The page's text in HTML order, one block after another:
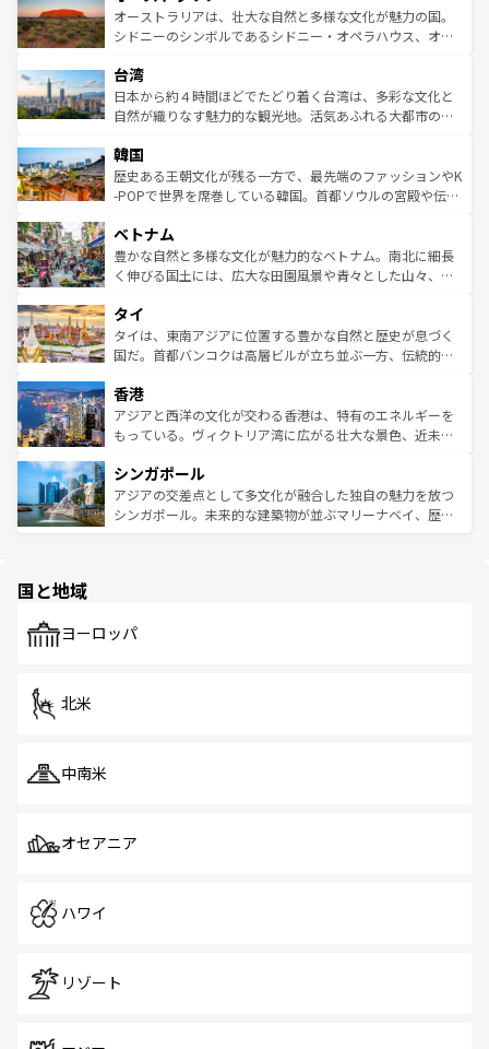
文化が魅力。旅行者はアメリカの各地域で異なる魅力を楽
しみながら、その多様性と豊かな歴史を感じることができ
ならではの贅沢な旅のスタイルだ。 なお、新着のアメリカ
情報はコンテンツ一覧を参照してほしい。
島だが、静かな自然を求めるならマウイ島やカウアイ島が
おすすめ。エメラルドグリーンに輝く海をはじめ、豊かな
れるおもてなしの心で訪れる人々を迎えてくれるハワイの
人々、おいしいローカルフードやハワイアンミュージッ
ク、伝統的なフラダンスなど、すべてがハワイの魅力を彩
ワイを、存分に味わってほしい。 なお、新着のハワイ情報
はコンテンツ一覧を参照してほしい。
オーストラリアは、壮大な自然と多様な文化が魅力の国。
シドニーのシンボルであるシドニー・オペラハウス、オー
リアリーフや大陸中央部にそびえるウルル（エアーズロッ
ク）、タスマニアの美しい原生林やケアンズの熱帯雨林な
ど、見どころがたくさん。また、カフェやワイン、オージ
いる。アクティビティも充実しており、サーフィンやダイ
ビング、ハイキングなど、アウトドア好きにはたまらな
い。オーストラリアの多彩な魅力を存分に味わいつくそ
参照してほしい。
台湾
日本から約４時間ほどでたどり着く台湾は、多彩な文化と
自然が織りなす魅力的な観光地。活気あふれる大都市の台
ン）、静ひつな山岳地帯である台湾東部など、都市の喧騒
と山間の静けさが共存しており、訪れる人に新しい発見と
驚きをもたらしてくれる。また、奥深い台湾の食文化も魅
容にもいいと評判のスイーツなど、バラエティ豊かな料理
が味わえる。 なお、新着の台湾情報は コンテンツ一覧を参
照してほしい。
韓国
歴史ある王朝文化が残る一方で、最先端のファッションやK
-POPで世界を席巻している韓国。首都ソウルの宮殿や伝統
き、地方に足を延ばせば四季折々の自然美を楽しむことが
できる。そして、キムチや焼肉、絶品のストリートフード
まで、さまざまな韓国料理が待っている。夜には、韓国な
リティに包まれながら、韓国の多彩な魅力を心ゆくまで味
わってみてほしい。 なお、新着の韓国情報はコンテンツ一
覧を参照してほしい。
ベトナム
豊かな自然と多様な文化が魅力的なベトナム。南北に細長
く伸びる国土には、広大な田園風景や青々とした山々、世
急速な発展と共に伝統が息づく。ハノイの古い町並みやホ
ーチミン市のフランス統治時代の建物も、独特の雰囲気を
醸し出している。また、バラエティの豊かさとおいしさで
とつ。フォーやバインミー、ベトナムコーヒーなどは、ぜ
ひ現地で味わいたい。どの地域を訪れてもあたたかい人々
が旅行者を迎えてくれるので、きっと忘れられない旅にな
参照してほしい。
タイ
タイは、東南アジアに位置する豊かな自然と歴史が息づく
国だ。首都バンコクは高層ビルが立ち並ぶ一方、伝統的な
の活気が交差している。北部ではチェンマイなどの山岳地
帯で自然と触れ合い、南部ではプーケットやクラビの美し
いビーチでリゾート気分を楽しむことができる。タイ料理
激する。気候は一年中温暖で、どの季節にも異なる楽しみ
が待っている。親しみやすいタイの人々、仏教を中心とし
た文化、そして多様な観光資源が、訪れる旅人を魅了し続
香港
アジアと西洋の文化が交わる香港は、特有のエネルギーを
もっている。ヴィクトリア湾に広がる壮大な景色、近未来
み、どこを訪れても感動するはず。観光スポットが密集し
ており、効率よく見どころを回れるのも魅力。息をのむよ
うな絶景から文化的な体験まで、香港を存分に楽しみ尽く
シンガポール
アジアの交差点として多文化が融合した独自の魅力を放つ
シンガポール。未来的な建築物が並ぶマリーナベイ、歴史
で、ホーカーズは地元の風情を楽しめる外せないスポット
国と地域
ヨーロッパ
北米
中南米
オセアニア
ハワイ
リゾート